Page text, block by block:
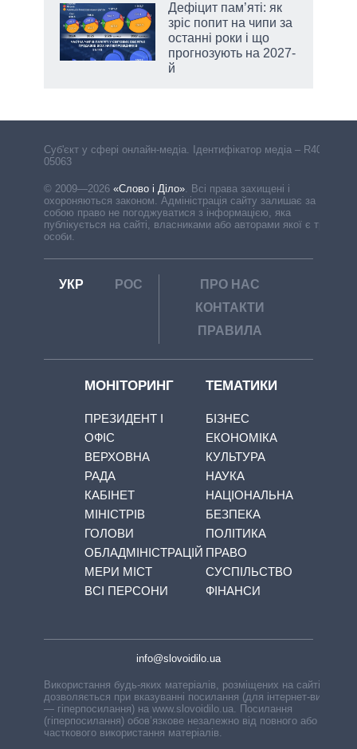
Дефіцит пам’яті: як
зріс попит на чипи за
останні роки і що
прогнозують на 2027-
й
Cуб'єкт у сфері онлайн-медіа. Ідентифікатор медіа – R40-
05063
© 2009—2026 «Слово і Діло». Всі права захищені і
охороняються законом. Адміністрація сайту залишає за
собою право не погоджуватися з інформацією, яка
публікується на сайті, власниками або авторами якої є треті
особи.
УКР РОС
ПРО НАС
КОНТАКТИ
ПРАВИЛА
МОНІТОРИНГ
ПРЕЗИДЕНТ І
ОФІС
ВЕРХОВНА
РАДА
КАБІНЕТ
МІНІСТРІВ
ГОЛОВИ
ОБЛАДМІНІСТРАЦІЙ
МЕРИ МІСТ
ВСІ ПЕРСОНИ
ТЕМАТИКИ
БІЗНЕС
ЕКОНОМІКА
КУЛЬТУРА
НАУКА
НАЦІОНАЛЬНА
БЕЗПЕКА
ПОЛІТИКА
ПРАВО
СУСПІЛЬСТВО
ФІНАНСИ
info@slovoidilo.ua
Використання будь-яких матеріалів, розміщених на сайті,
дозволяється при вказуванні посилання (для інтернет-видань
— гіперпосилання) на www.slovoidilo.ua. Посилання
(гіперпосилання) обов’язкове незалежно від повного або
часткового використання матеріалів.